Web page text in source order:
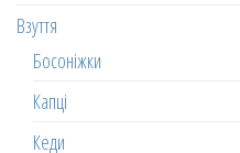
Взуття
Босоніжки
Капці
Кеди